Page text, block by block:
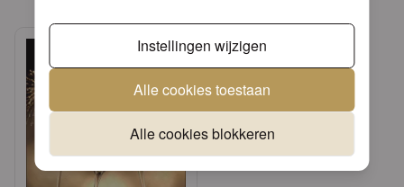
Instellingen wijzigen
Alle cookies toestaan
Alle cookies blokkeren